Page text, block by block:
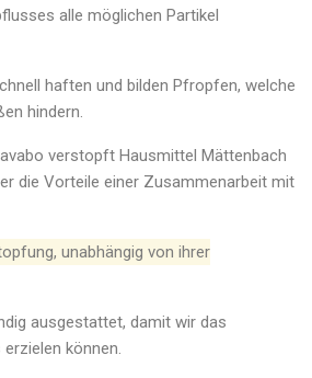
alle möglichen Partikel
haften und bilden Pfropfen, welche
hindern.
verstopft Hausmittel Mättenbach
die Vorteile einer Zusammenarbeit mit
unabhängig von ihrer
ausgestattet, damit wir das
können.